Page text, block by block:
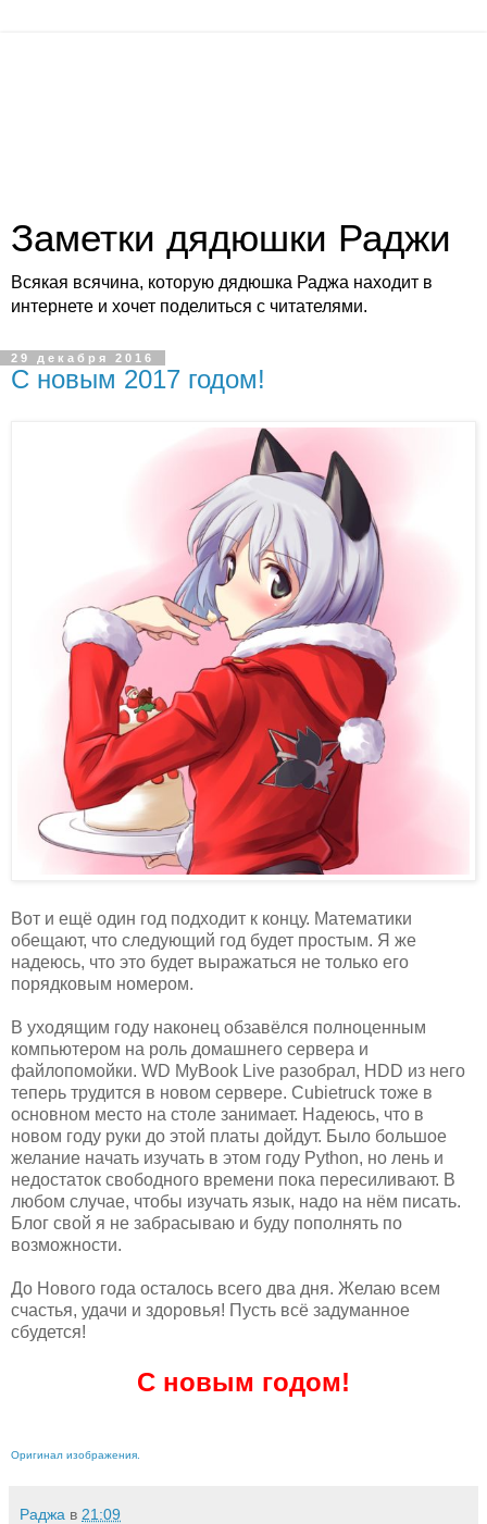
Заметки дядюшки Раджи
Всякая всячина, которую дядюшка Раджа находит в
интернете и хочет поделиться с читателями.
29 декабря 2016
C новым 2017 годом!
Вот и ещё один год подходит к концу. Математики
обещают, что следующий год будет простым. Я же
надеюсь, что это будет выражаться не только его
порядковым номером.
В уходящим году наконец обзавёлся полноценным
компьютером на роль домашнего сервера и
файлопомойки. WD MyBook Live разобрал, HDD из него
теперь трудится в новом сервере. Cubietruck тоже в
основном место на столе занимает. Надеюсь, что в
новом году руки до этой платы дойдут. Было большое
желание начать изучать в этом году Python, но лень и
недостаток свободного времени пока пересиливают. В
любом случае, чтобы изучать язык, надо на нём писать.
Блог свой я не забрасываю и буду пополнять по
возможности.
До Нового года осталось всего два дня. Желаю всем
счастья, удачи и здоровья! Пусть всё задуманное
сбудется!
С новым годом!
Оригинал изображения.
Раджа в 21:09